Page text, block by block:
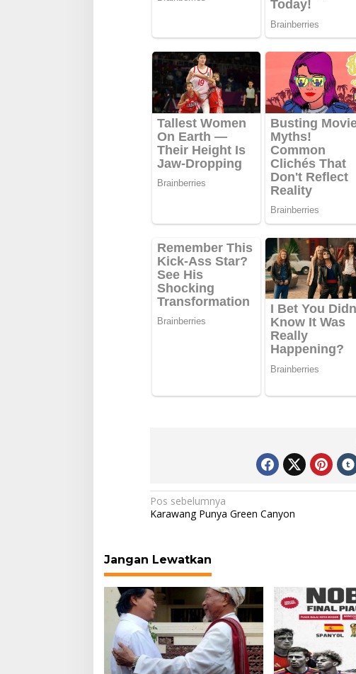
Navigasi
pos
Pos sebelumnya
Karawang Punya Green Canyon
Jangan Lewatkan